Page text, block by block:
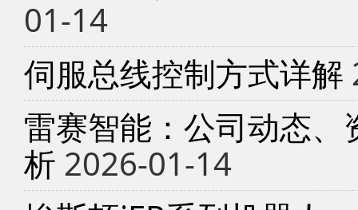
01-14
伺服总线控制方式详解
雷赛智能：公司动态
析 2026-01-14